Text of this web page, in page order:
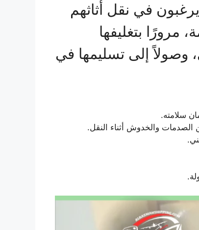
في نقل أثاثهم
مرورًا بتغليفها
وصولاً إلى تسليمها في
سلامته.
الصدمات والخدوش أثناء النقل.